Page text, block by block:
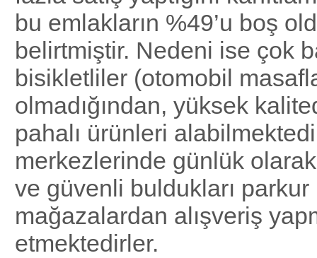
bu emlakların %49’u boş
belirtmiştir. Nedeni ise çok
bisikletliler (otomobil
olmadığından, yüksek
pahalı ürünleri
merkezlerinde günlük olarak
ve güvenli buldukları
mağazalardan alışveriş
etmektedirler.